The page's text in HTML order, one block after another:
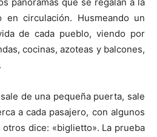
circulación. Husmeando un
de cada pueblo, viendo por
cocinas, azoteas y balcones,
de una pequeña puerta, sale
a cada pasajero, con algunos
dice: «biglietto». La prueba